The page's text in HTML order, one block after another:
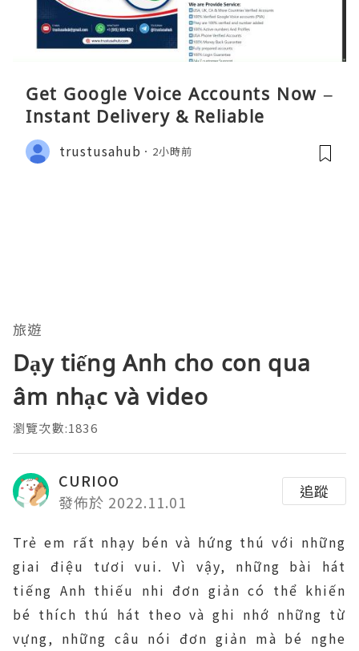
Get Google Voice Accounts Now –
Instant Delivery & Reliable
trustusahub 2小時前
旅遊
Dạy tiếng Anh cho con qua
âm nhạc và video
瀏覽次數:1836
CURIOO
發佈於 2022.11.01
追蹤
Trẻ em rất nhạy bén và hứng thú với những
giai điệu tươi vui. Vì vậy, những bài hát
tiếng Anh thiếu nhi đơn giản có thể khiến
bé thích thú hát theo và ghi nhớ những từ
vựng, những câu nói đơn giản mà bé nghe